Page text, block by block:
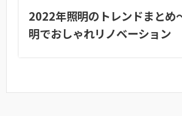
2022年照明のトレンドまとめ
明でおしゃれリノベーション